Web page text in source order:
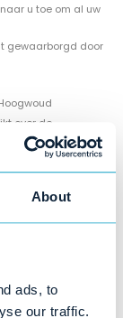
About
ads, to
our traffic.
u toe om al uw
gewaarborgd door
over de
kennis.
wij onder